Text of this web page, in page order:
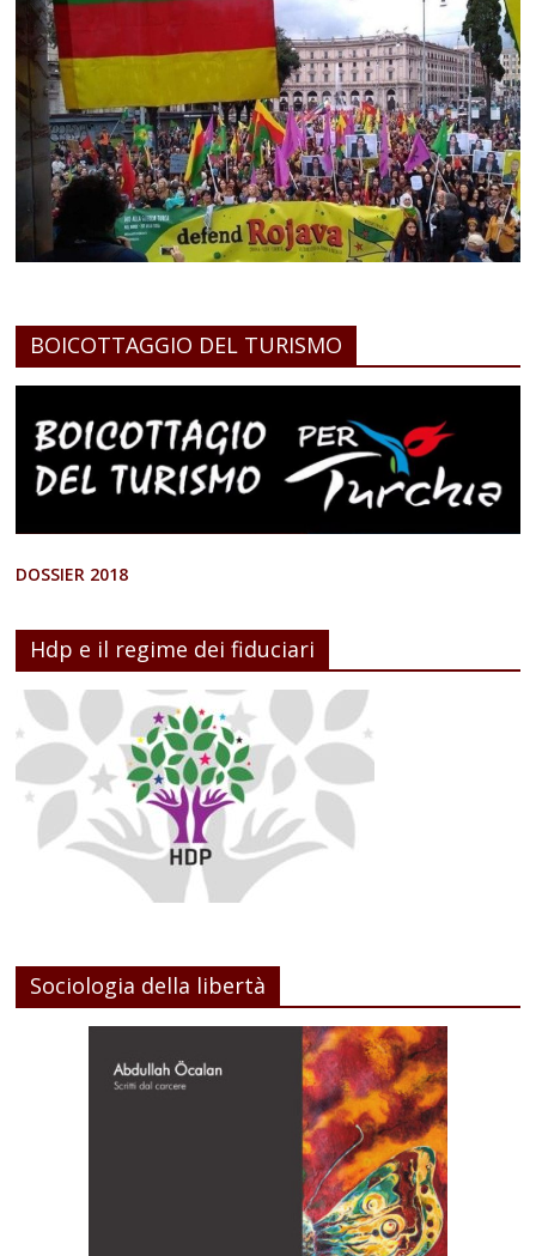
BOICOTTAGGIO DEL TURISMO
DOSSIER 2018
Hdp e il regime dei fiduciari
Sociologia della libertà